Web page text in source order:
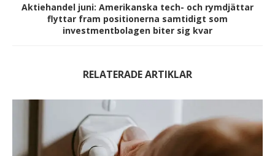
Aktiehandel juni: Amerikanska tech- och rymdjättar
flyttar fram positionerna samtidigt som
investmentbolagen biter sig kvar
RELATERADE ARTIKLAR